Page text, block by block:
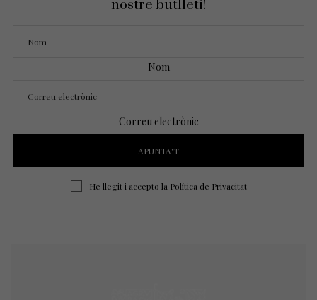
nostre butlletí!
Nom
Correu electrònic
He llegit i accepto la Política de Privacitat